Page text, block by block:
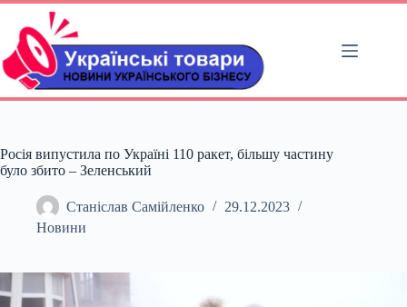
Перейти
вмісту
Росія випустила по Україні 110 ракет, більшу частину
було збито – Зеленський
Станіслав Самійленко
29.12.2023
Новини